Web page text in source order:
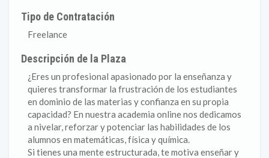
Tipo de Contratación
Freelance
Descripción de la Plaza
¿Eres un profesional apasionado por la enseñanza y
quieres transformar la frustración de los estudiantes
en dominio de las materias y confianza en su propia
capacidad? En nuestra academia online nos dedicamos
a nivelar, reforzar y potenciar las habilidades de los
alumnos en matemáticas, física y química.
Si tienes una mente estructurada, te motiva enseñar y